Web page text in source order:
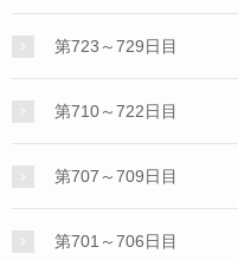
第723～729日目
第710～722日目
第707～709日目
第701～706日目